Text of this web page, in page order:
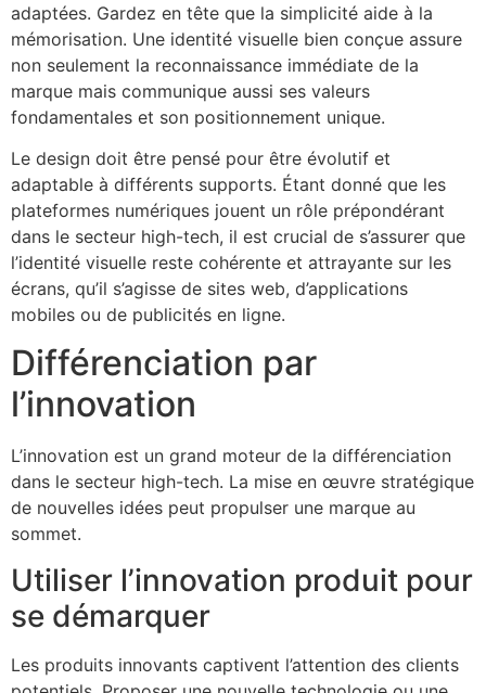
adaptées. Gardez en tête que la simplicité aide à la
mémorisation. Une identité visuelle bien conçue assure
non seulement la reconnaissance immédiate de la
marque mais communique aussi ses valeurs
fondamentales et son positionnement unique.
Le design doit être pensé pour être évolutif et
adaptable à différents supports. Étant donné que les
plateformes numériques jouent un rôle prépondérant
dans le secteur high-tech, il est crucial de s’assurer que
l’identité visuelle reste cohérente et attrayante sur les
écrans, qu’il s’agisse de sites web, d’applications
mobiles ou de publicités en ligne.
Différenciation par
l’innovation
L’innovation est un grand moteur de la différenciation
dans le secteur high-tech. La mise en œuvre stratégique
de nouvelles idées peut propulser une marque au
sommet.
Utiliser l’innovation produit pour
se démarquer
Les produits innovants captivent l’attention des clients